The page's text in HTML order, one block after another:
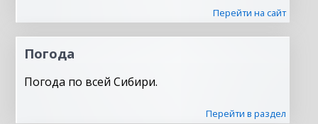
Перейти на сайт
Погода
Погода по всей Сибири.
Перейти в раздел